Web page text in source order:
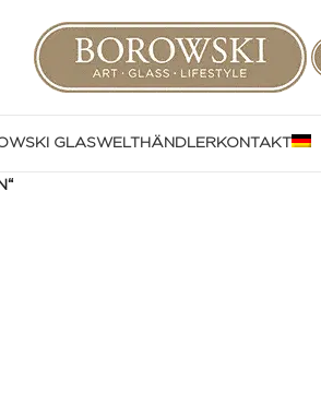
GLASWELTHÄNDLERKONTAKT